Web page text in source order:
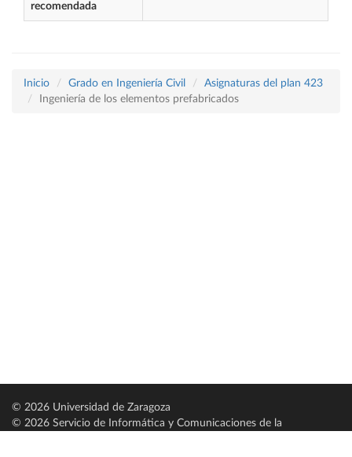
recomendada
Inicio Grado en Ingeniería Civil
Asignaturas del plan 423
Ingeniería de los elementos prefabricados
© 2026 Universidad de Zaragoza
© 2026 Servicio de Informática y Comunicaciones de la